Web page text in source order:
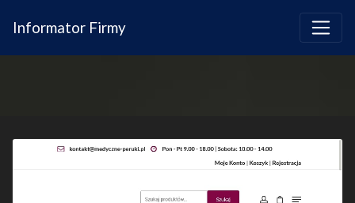
Informator Firmy